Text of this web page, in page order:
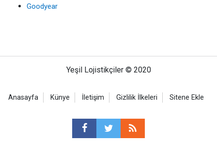
Goodyear
Yeşil Lojistikçiler © 2020
Anasayfa Künye İletişim Gizlilik İlkeleri Sitene Ekle